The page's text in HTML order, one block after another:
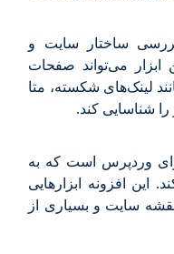
بررسی ساختار سایت و
می‌تواند صفحات
لینک‌های شکسته، متا
شناسایی کند.
وردپرس است که به
این افزونه ابزارهایی
نقشه سایت و بسیاری از